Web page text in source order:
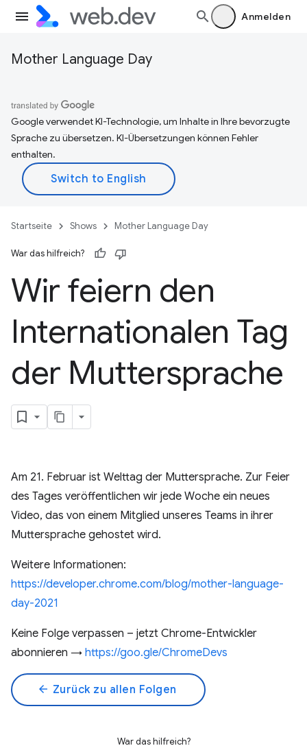
Anmelden
Mother Language Day
Google verwendet KI-Technologie, um Inhalte in Ihre bevorzugte
Sprache zu übersetzen. KI-Übersetzungen können Fehler
enthalten.
Startseite Shows Mother Language Day
War das hilfreich?
Wir feiern den
Internationalen Tag
der Muttersprache
Am 21. Februar ist Welttag der Muttersprache. Zur Feier
des Tages veröffentlichen wir jede Woche ein neues
Video, das von einem Mitglied unseres Teams in ihrer
Muttersprache gehostet wird.
Weitere Informationen:
https://developer.chrome.com/blog/mother-language-
day-2021
Keine Folge verpassen – jetzt Chrome-Entwickler
abonnieren → https://goo.gle/ChromeDevs
arrow_back Zurück zu allen Folgen
War das hilfreich?